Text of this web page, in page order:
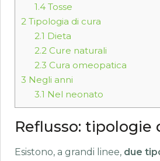
1.4Tosse
2 Tipologia di cura
2.1 Dieta
2.2Cure naturali
2.3 Cura omeopatica
3 Negli anni
3.1 Nel neonato
Reflusso: tipologie
Esistono, a grandi linee, due